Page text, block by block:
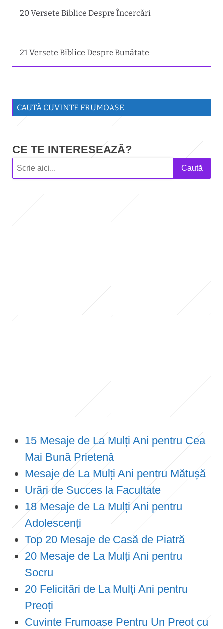
20 Versete Biblice Despre Încercări
21 Versete Biblice Despre Bunătate
CAUTĂ CUVINTE FRUMOASE
CE TE INTERESEAZĂ?
Caută
15 Mesaje de La Mulți Ani pentru Cea
Mai Bună Prietenă
Mesaje de La Mulți Ani pentru Mătușă
Urări de Succes la Facultate
18 Mesaje de La Mulți Ani pentru
Adolescenți
Top 20 Mesaje de Casă de Piatră
20 Mesaje de La Mulți Ani pentru
Socru
20 Felicitări de La Mulți Ani pentru
Preoți
Cuvinte Frumoase Pentru Un Preot cu